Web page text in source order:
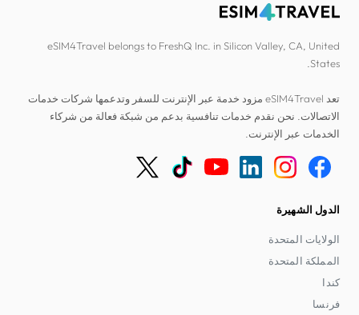
eSIM4Travel belongs to FreshQ Inc. in Silicon Valley, CA, United
States.
تعد eSIM4Travel مزود خدمة عبر الإنترنت للسفر وتدعمها شركات خدمات
الاتصالات. نحن نقدم خدمات تنافسية بدعم من شبكة فعالة من شركاء
الخدمات عبر الإنترنت.
الدول الشهيرة
الولايات المتحدة
المملكة المتحدة
كندا
فرنسا